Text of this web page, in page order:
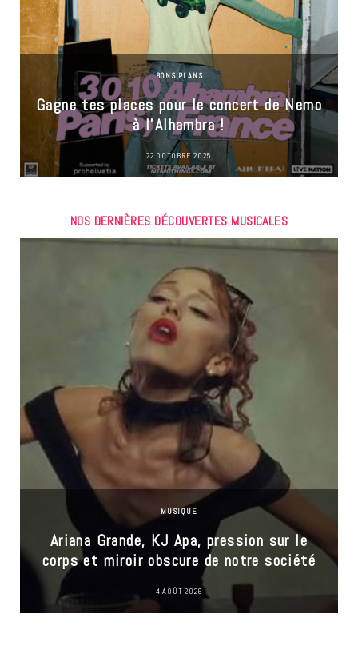
BONS PLANS
Gagne tes places pour le concert de Nemo
à l’Alhambra !
22 OCTOBRE 2025
NOS DERNIÈRES DÉCOUVERTES MUSICALES
MUSIQUE
Ariana Grande, KJ Apa, pression sur le
corps et miroir obscure de notre société
4 AOÛT 2026